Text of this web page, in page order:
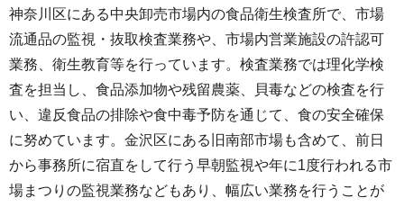
神奈川区にある中央卸売市場内の食品衛生検査所で、市場
流通品の監視・抜取検査業務や、市場内営業施設の許認可
業務、衛生教育等を行っています。検査業務では理化学検
査を担当し、食品添加物や残留農薬、貝毒などの検査を行
い、違反食品の排除や食中毒予防を通じて、食の安全確保
に努めています。金沢区にある旧南部市場も含めて、前日
から事務所に宿直をして行う早朝監視や年に1度行われる市
場まつりの監視業務などもあり、幅広い業務を行うことが